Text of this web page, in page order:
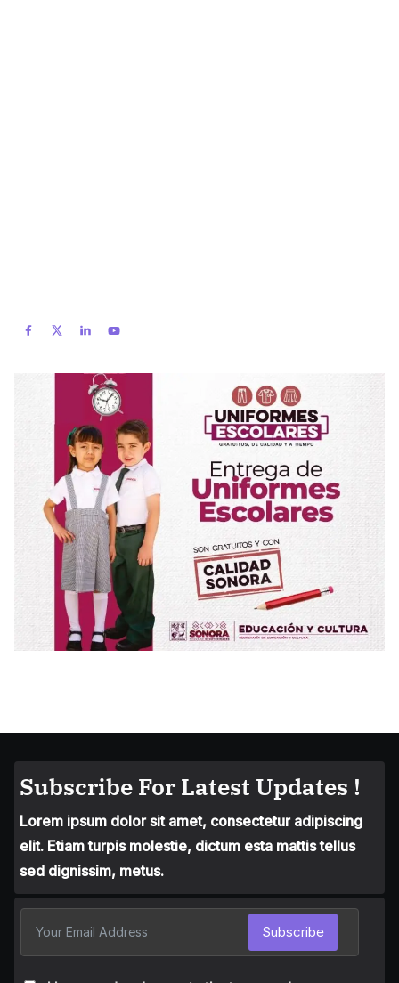
Subscribe For Latest Updates !
Lorem ipsum dolor sit amet, consectetur adipiscing
elit. Etiam turpis molestie, dictum esta mattis tellus
sed dignissim, metus.
Subscribe